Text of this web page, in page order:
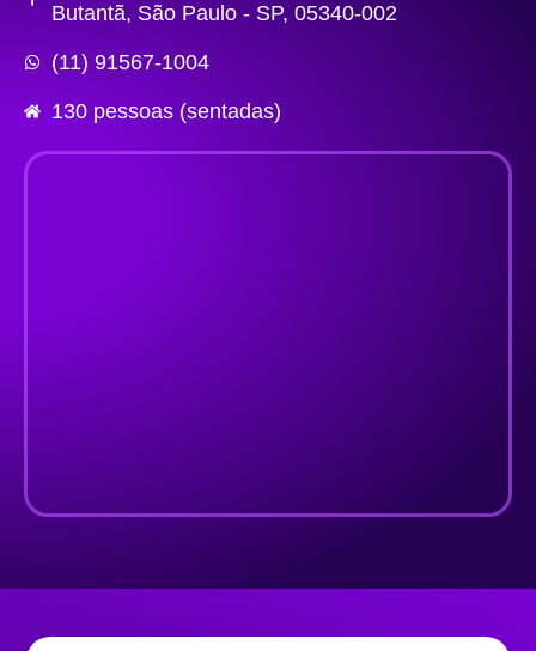
Butantã, São Paulo - SP, 05340-002
(11) 91567-1004
130 pessoas (sentadas)